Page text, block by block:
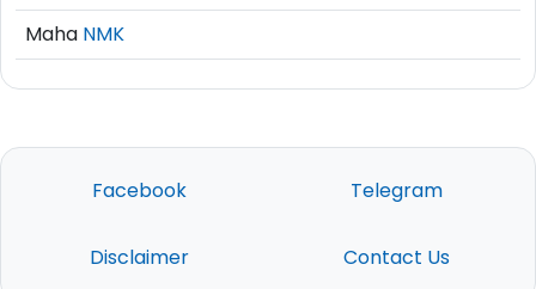
Maha NMK
Facebook Telegram
Disclaimer Contact Us